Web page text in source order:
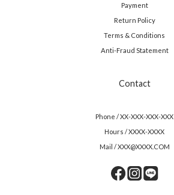
Payment
Return Policy
Terms & Conditions
Anti-Fraud Statement
Contact
Phone / XX-XXX-XXX-XXX
Hours / XXXX-XXXX
Mail / XXX@XXXX.COM